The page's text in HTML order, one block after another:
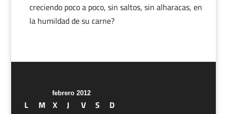
creciendo poco a poco, sin saltos, sin alharacas, en
la humildad de su carne?
febrero 2012
L M X J V S
D